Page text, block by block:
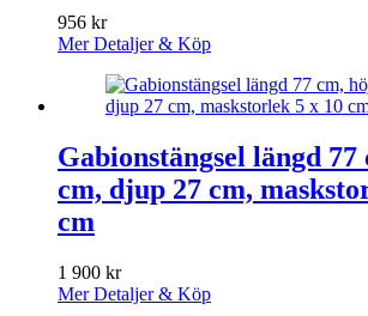
956 kr
Mer Detaljer & Köp
Gabionstängsel längd 77
cm, djup 27 cm,
cm
1 900 kr
Mer Detaljer & Köp